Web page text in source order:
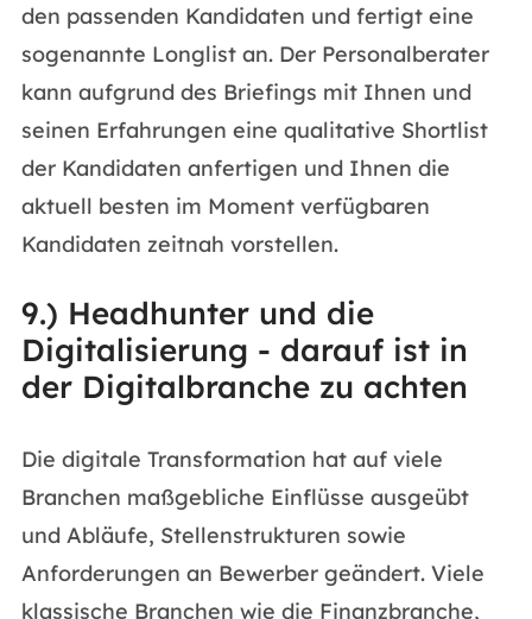
den passenden Kandidaten und fertigt eine
sogenannte Longlist an. Der Personalberater
kann aufgrund des Briefings mit Ihnen und
seinen Erfahrungen eine qualitative Shortlist
der Kandidaten anfertigen und Ihnen die
aktuell besten im Moment verfügbaren
Kandidaten zeitnah vorstellen.
9.) Headhunter und die
Digitalisierung - darauf ist in
der Digitalbranche zu achten
Die digitale Transformation hat auf viele
Branchen maßgebliche Einflüsse ausgeübt
und Abläufe, Stellenstrukturen sowie
Anforderungen an Bewerber geändert. Viele
klassische Branchen wie die Finanzbranche,